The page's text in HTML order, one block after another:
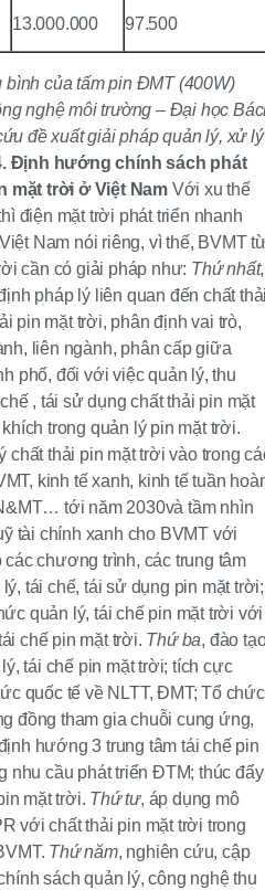
13.000.000 97.500
bình của tấm pin ĐMT (400W)
nghệ môi trường – Đại học
đề xuất giải pháp quản lý, xử lý
Định hướng chính sách phát
mặt trời ở Việt Nam Với xu thế
điện mặt trời phát triển nhanh
Nam nói riêng, vì thế, BVMT
cần có giải pháp như: Thứ nhất,
pháp lý liên quan đến chất
pin mặt trời, phân định vai trò,
liên ngành, phân cấp giữa
phố, đối với việc quản lý, thu
, tái sử dụng chất thải pin mặt
trong quản lý pin mặt trời.
chất thải pin mặt trời vào trong
kinh tế xanh, kinh tế tuần
tới năm 2030và tầm nhìn
tài chính xanh cho BVMT với
chương trình, các trung tâm
tái chế, tái sử dụng pin mặt trời;
quản lý, tái chế pin mặt trời với
chế pin mặt trời. Thứ ba, đào
tái chế pin mặt trời; tích cực
quốc tế về NLTT, ĐMT; Tổ chức
đồng tham gia chuỗi cung ứng,
hướng 3 trung tâm tái chế pin
nhu cầu phát triển ĐTM; thúc đẩy
mặt trời. Thứ tư, áp dụng mô
với chất thải pin mặt trời trong
Thứ năm, nghiên cứu, cập
sách quản lý, công nghệ thu